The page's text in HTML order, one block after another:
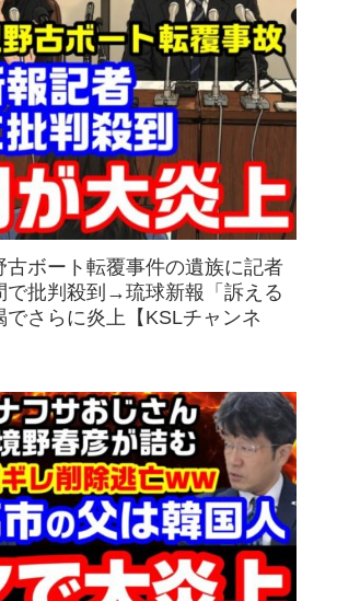
古ボート転覆事件の遺族に記者
で批判殺到→琉球新報「訴える
でさらに炎上【KSLチャンネ